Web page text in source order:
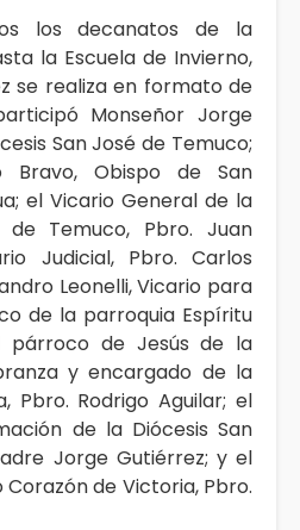
los decanatos de la
la Escuela de Invierno,
se realiza en formato de
Monseñor Jorge
San José de Temuco;
Bravo, Obispo de San
el Vicario General de la
de Temuco, Pbro. Juan
Judicial, Pbro. Carlos
Leonelli, Vicario para
de la parroquia Espíritu
párroco de Jesús de la
y encargado de la
Pbro. Rodrigo Aguilar; el
de la Diócesis San
Jorge Gutiérrez; y el
de Victoria, Pbro.